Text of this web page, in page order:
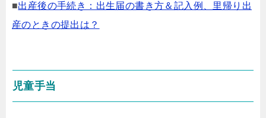
■出産後の手続き：出生届の書き方＆記入例、里帰り出
産のときの提出は？
児童手当